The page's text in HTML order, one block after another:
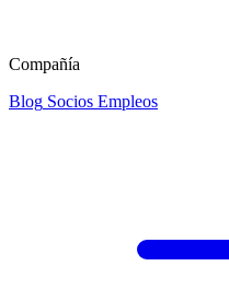
Compañía
Blog Socios Empleos